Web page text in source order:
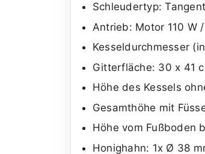
Schleudertyp:
Antrieb: Motor 110 W
Kesseldurchmesser
Gitterfläche: 30 x 41
Höhe des Kessels
Gesamthöhe mit
Höhe vom Fußboden
Honighahn: 1x Ø 38